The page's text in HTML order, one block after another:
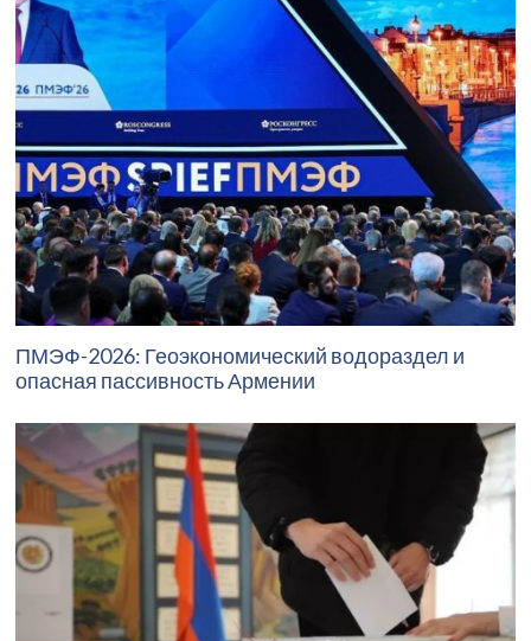
ПМЭФ-2026: Геоэкономический водораздел и
опасная пассивность Армении